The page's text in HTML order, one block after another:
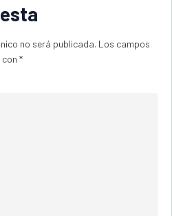
no será publicada. Los campos
*